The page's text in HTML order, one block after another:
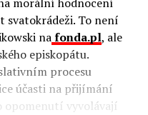
svatokrádeži. To není
nafonda.pl, ale
episkopátu.
procesu
účasti na přijímání
opomenutí vyvolávají